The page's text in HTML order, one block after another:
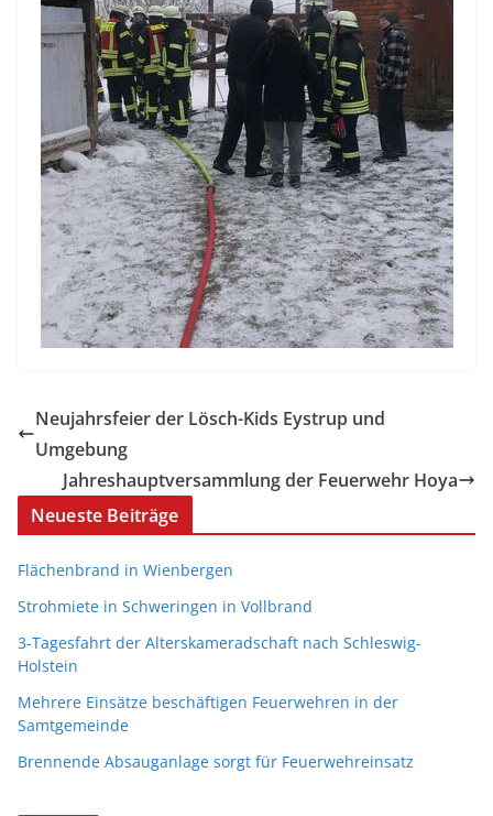
Neujahrsfeier der Lösch-Kids Eystrup und
Umgebung
Jahreshauptversammlung der Feuerwehr Hoya
Neueste Beiträge
Flächenbrand in Wienbergen
Strohmiete in Schweringen in Vollbrand
3-Tagesfahrt der Alterskameradschaft nach Schleswig-
Holstein
Mehrere Einsätze beschäftigen Feuerwehren in der
Samtgemeinde
Brennende Absauganlage sorgt für Feuerwehreinsatz